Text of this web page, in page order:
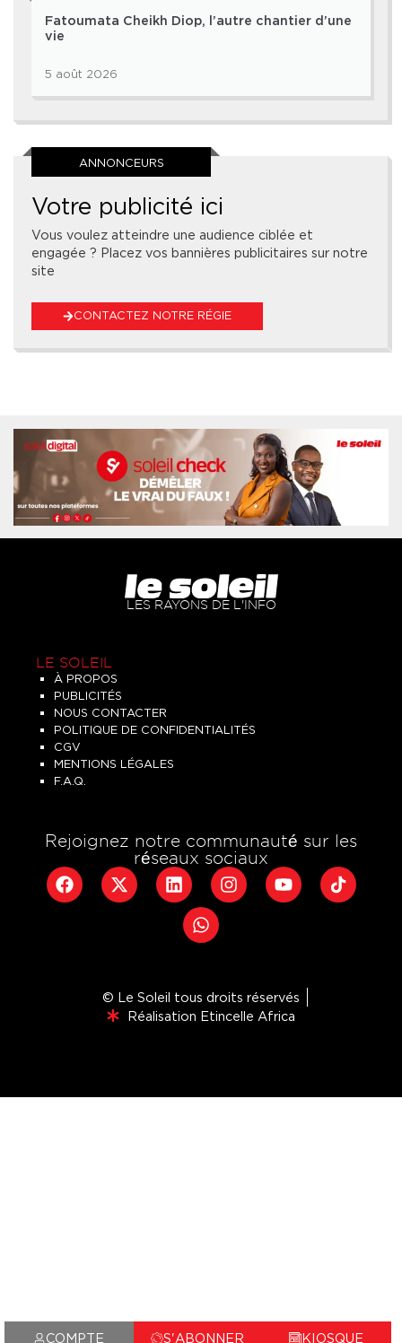
COMPTE S'ABONNER KIOSQUE
Fatoumata Cheikh Diop, l’autre chantier d’une
vie
5 août 2026
ANNONCEURS
Votre publicité ici
Vous voulez atteindre une audience ciblée et
engagée ? Placez vos bannières publicitaires sur notre
site
CONTACTEZ NOTRE RÉGIE
LES RAYONS DE L'INFO
LE SOLEIL
À PROPOS
PUBLICITÉS
NOUS CONTACTER
POLITIQUE DE CONFIDENTIALITÉS
CGV
MENTIONS LÉGALES
F.A.Q.
Rejoignez notre communauté sur les
réseaux sociaux
© Le Soleil tous droits réservés
Réalisation Etincelle Africa